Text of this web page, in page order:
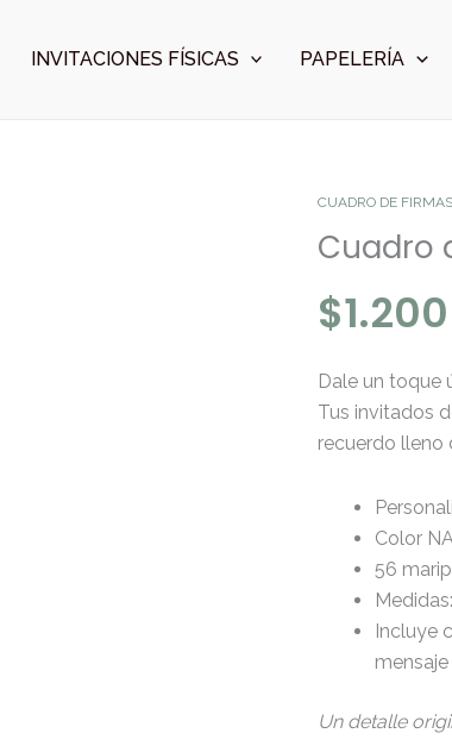
INVITACIONES FÍSICAS PAPELERÍA
CUADRO DE FIRMAS
Cuadro
$1.200
Dale un toque
Tus invitados
recuerdo lleno
Color
56
Incluye
mensaje
Un detalle
Cuadro
de
MARIPOSA
NATURAL